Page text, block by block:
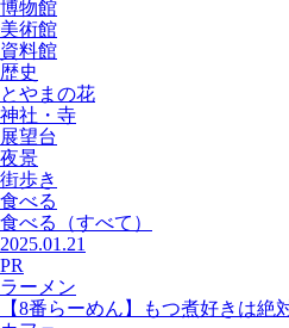
博物館
美術館
資料館
歴史
とやまの花
神社・寺
展望台
夜景
街歩き
食べる
食べる
（すべて）
2025.01.21
PR
ラーメン
【8番らーめん】もつ煮好きは